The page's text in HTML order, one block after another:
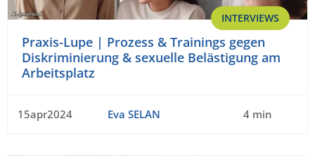
INTERVIEWS
Praxis-Lupe | Prozess & Trainings gegen
Diskriminierung & sexuelle Belästigung am
Arbeitsplatz
15apr2024 Eva SELAN 4 min